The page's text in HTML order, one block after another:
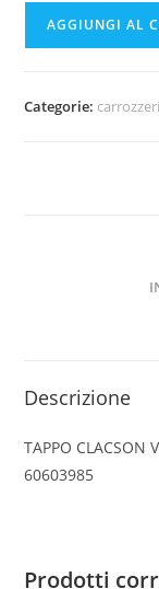
AGGIUNGI AL
Categorie:
Descrizione
TAPPO CLACSON
60603985
Prodotti